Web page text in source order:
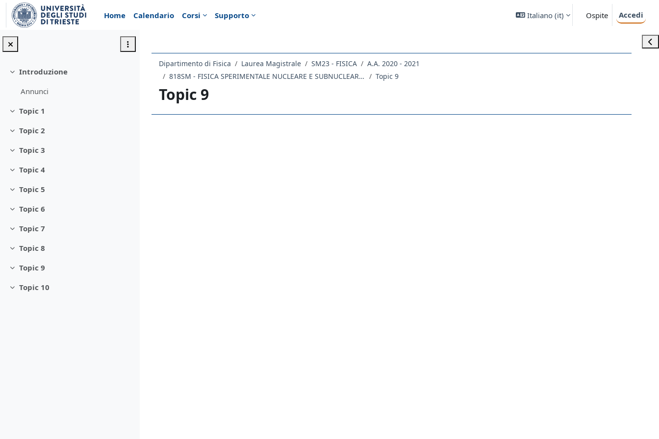
Vai al contenuto principale
Home
Calendario Corsi Supporto Italiano ‎(it)‎ Ospite Accedi
Minimizza
Introduzione
Annunci
Minimizza
Topic 1
Minimizza
Topic 2
Minimizza
Topic 3
Minimizza
Topic 4
Minimizza
Topic 5
Minimizza
Topic 6
Minimizza
Topic 7
Minimizza
Topic 8
Minimizza
Topic 9
Minimizza
Topic 10
Dipartimento di Fisica Laurea Magistrale SM23 - FISICA
A.A. 2020 - 2021
818SM - FISICA SPERIMENTALE NUCLEARE E SUBNUCLEARE 2020
Topic 9
Topic 9